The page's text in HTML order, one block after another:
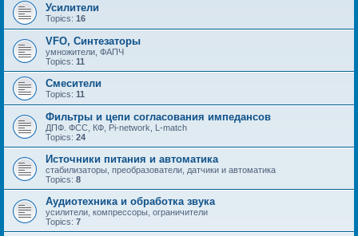
Усилители
Topics: 16
VFO, Синтезаторы
умножители, ФАПЧ
Topics: 11
Смесители
Topics: 11
Фильтры и цепи согласования импедансов
ДПФ. ФСС, КФ, Pi-network, L-match
Topics: 24
Источники питания и автоматика
стабилизаторы, преобразователи, датчики и автоматика
Topics: 8
Аудиотехника и обработка звука
усилители, компрессоры, ограничители
Topics: 7